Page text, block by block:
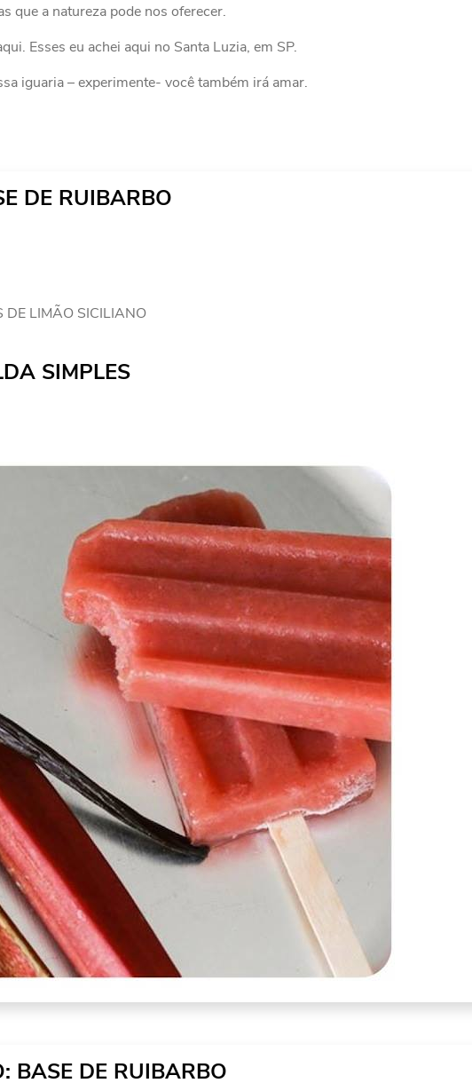
que a natureza pode nos oferecer.
Esses eu achei aqui no Santa Luzia, em SP.
iguaria – experimente- você também irá amar.
DE RUIBARBO
DE LIMÃO SICILIANO
SIMPLES
BASE DE RUIBARBO